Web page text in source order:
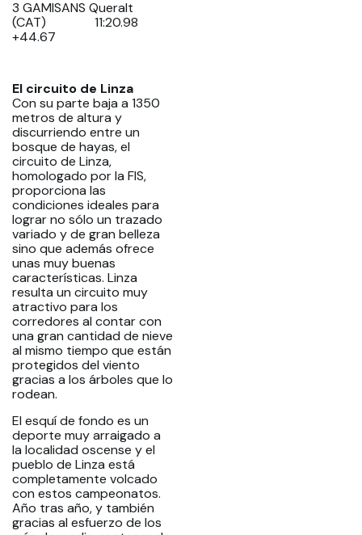
3 GAMISANS Queralt
(CAT) 11:20.98
+44.67
El circuito de Linza
Con su parte baja a 1350
metros de altura y
discurriendo entre un
bosque de hayas, el
circuito de Linza,
homologado por la FIS,
proporciona las
condiciones ideales para
lograr no sólo un trazado
variado y de gran belleza
sino que además ofrece
unas muy buenas
características. Linza
resulta un circuito muy
atractivo para los
corredores al contar con
una gran cantidad de nieve
al mismo tiempo que están
protegidos del viento
gracias a los árboles que lo
rodean.
El esquí de fondo es un
deporte muy arraigado a
la localidad oscense y el
pueblo de Linza está
completamente volcado
con estos campeonatos.
Año tras año, y también
gracias al esfuerzo de los